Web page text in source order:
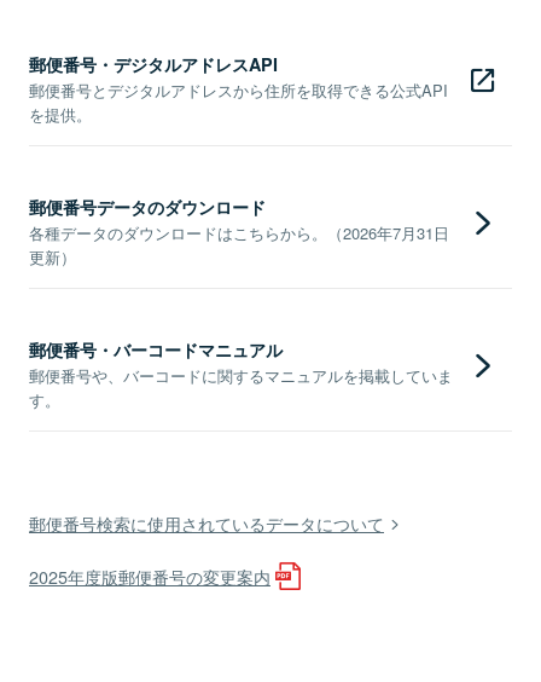
郵便番号・デジタルアドレスAPI
郵便番号とデジタルアドレスから住所を取得できる公式API
を提供。
郵便番号データのダウンロード
各種データのダウンロードはこちらから。（2026年7月31日
更新）
郵便番号・バーコードマニュアル
郵便番号や、バーコードに関するマニュアルを掲載していま
す。
郵便番号検索に使用されているデータについて
2025年度版郵便番号の変更案内